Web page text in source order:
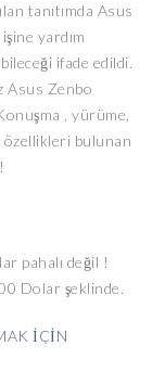
tanıtımda Asus
yardım
ifade edildi.
Asus Zenbo
, yürüme,
bulunan
pahalı değil !
Dolar şeklinde.
İÇİN